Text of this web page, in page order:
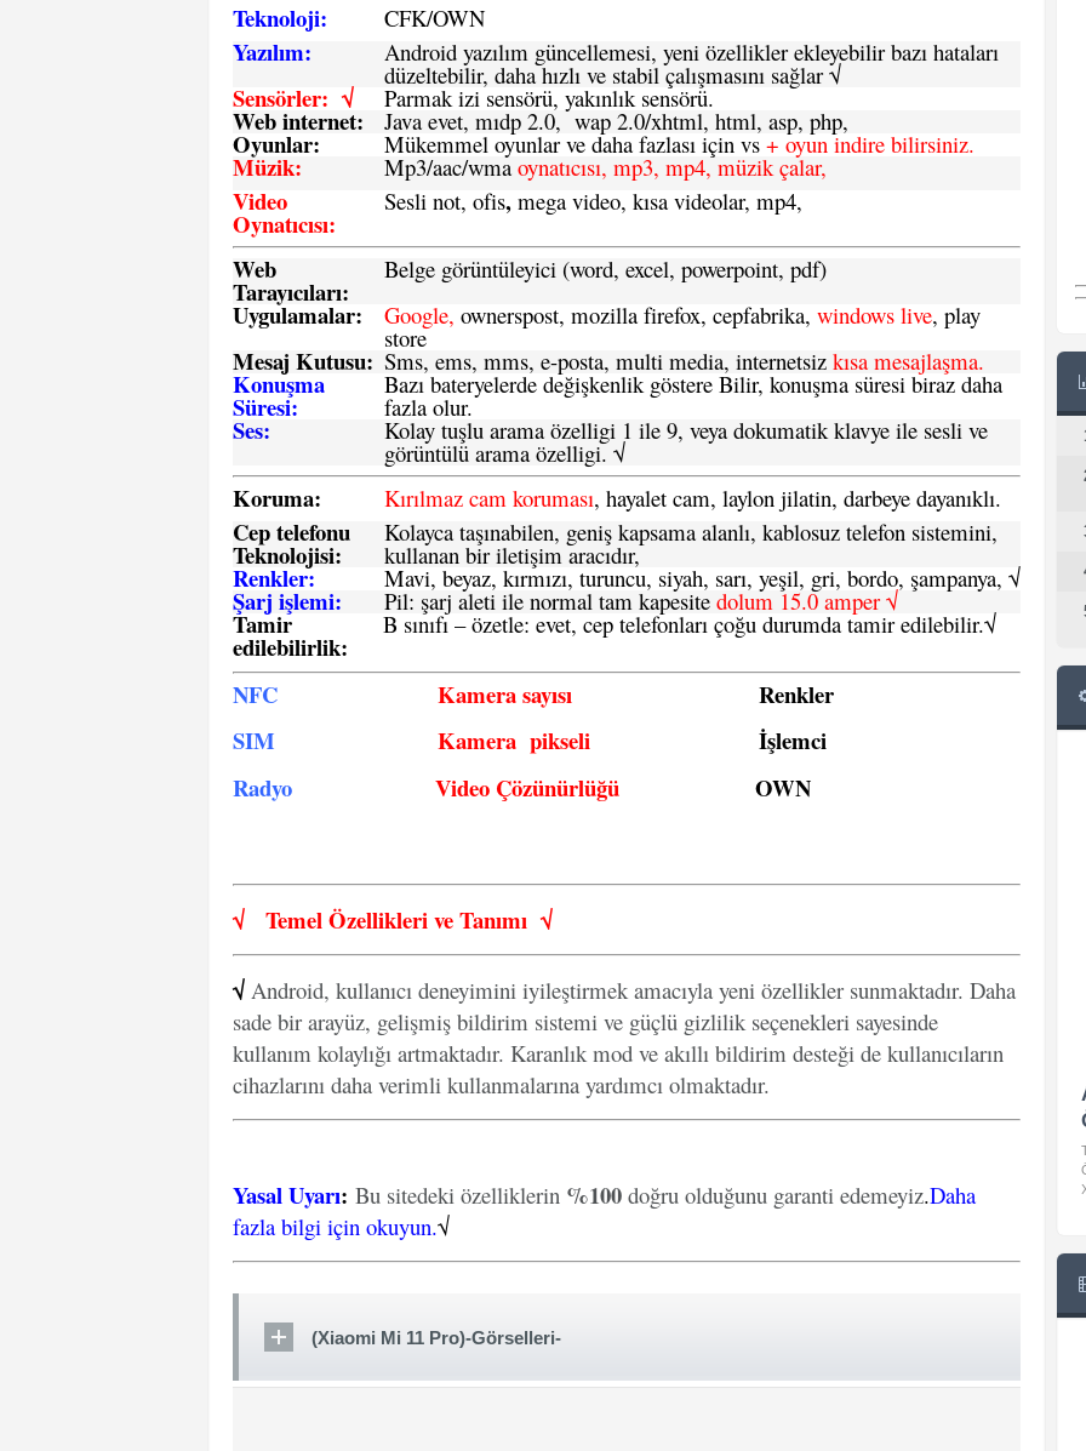
Teknoloji: CFK/OWN
Yazılım: Android yazılım güncellemesi, yeni özellikler ekleyebilir bazı hataları
düzeltebilir, daha hızlı ve stabil çalışmasını sağlar √
Sensörler: √ Parmak izi sensörü, yakınlık sensörü.
Web internet: Java evet, mıdp 2.0, wap 2.0/xhtml, html, asp, php,
Oyunlar: Mükemmel oyunlar ve daha fazlası için vs + oyun indire bilirsiniz.
Müzik: Mp3/aac/wmaoynatıcısı, mp3, mp4, müzik çalar,
Video
Oynatıcısı:
Sesli not, ofis, mega video, kısa videolar, mp4,
Web
Tarayıcıları:
Belge görüntüleyici (word, excel, powerpoint, pdf)
Uygulamalar: Google, ownerspost, mozilla firefox, cepfabrika, windows live, play
store
Mesaj Kutusu: Sms, ems, mms, e-posta, multi media, internetsiz kısa mesajlaşma.
Konuşma
Süresi:
Bazı bateryelerde değişkenlik göstere Bilir, konuşma süresi biraz daha
fazla olur.
Ses: Kolay tuşlu arama özelligi 1 ile 9, veya dokumatik klavye ile sesli ve
görüntülü arama özelligi. √
Koruma: Kırılmaz cam koruması, hayalet cam, laylon jilatin, darbeye dayanıklı.
Cep telefonu
Teknolojisi:
Kolayca taşınabilen, geniş kapsama alanlı, kablosuz telefon sistemini,
kullanan bir iletişim aracıdır,
Renkler: Mavi, beyaz, kırmızı, turuncu, siyah, sarı, yeşil, gri, bordo, şampanya, √
Şarj işlemi: Pil: şarj aleti ile normal tam kapesite dolum 15.0 amper √
Tamir
edilebilirlik:
B sınıfı – özetle: evet, cep telefonları çoğu durumda tamir edilebilir.√
NFC Kamera sayısı
Renkler
SIM
Kamera pikseli
İşlemci
Radyo
Video Çözünürlüğü OWN
√ Temel Özellikleri veTanımı √
√ Android, kullanıcı deneyimini iyileştirmek amacıyla yeni özellikler sunmaktadır. Daha
sade bir arayüz, gelişmiş bildirim sistemi ve güçlü gizlilik seçenekleri sayesinde
kullanım kolaylığı artmaktadır. Karanlık mod ve akıllı bildirim desteği de kullanıcıların
cihazlarını daha verimli kullanmalarına yardımcı olmaktadır.
Yasal Uyarı: Bu sitedeki özelliklerin %100 doğru olduğunu garanti edemeyiz.Daha
fazla bilgi için okuyun.√
(Xiaomi Mi 11 Pro)-Görselleri-